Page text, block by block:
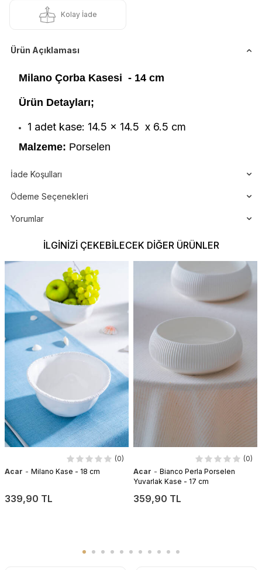
Kolay İade
Ürün Açıklaması
Milano Çorba Kasesi - 14 cm
Ürün Detayları;
1 adet kase: 14.5 x 14.5 x 6.5 cm
Malzeme: Porselen
İade Koşulları
Ödeme Seçenekleri
Yorumlar
İLGINIZI ÇEKEBILECEK DIĞER ÜRÜNLER
(0)
Acar - Milano Kase - 18 cm
339,90 TL
(0)
Acar - Bianco Perla Porselen
Yuvarlak Kase - 17 cm
359,90 TL